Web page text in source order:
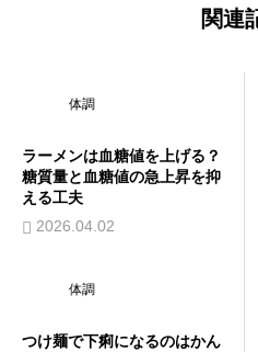
関連
体調
ラーメンは血糖値を上げる？
糖質量と血糖値の急上昇を抑
える工夫
2026.04.02
体調
つけ麺で下痢になるのはかん